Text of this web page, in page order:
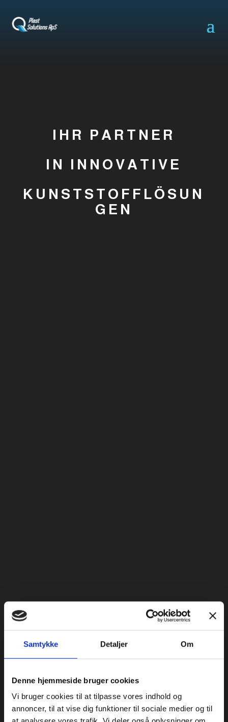
Samtykke Detaljer Om
Denne hjemmeside bruger cookies
Vi bruger cookies til at tilpasse vores indhold og
annoncer, til at vise dig funktioner til sociale medier og til
Player
IHR PARTNER
IN INNOVATIVE
KUNSTSTOFFLÖSUN
GEN